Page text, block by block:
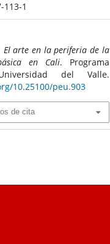
113-1
El arte en la periferia de la
en Cali. Programa
del Valle.
10.25100/peu.903
de cita